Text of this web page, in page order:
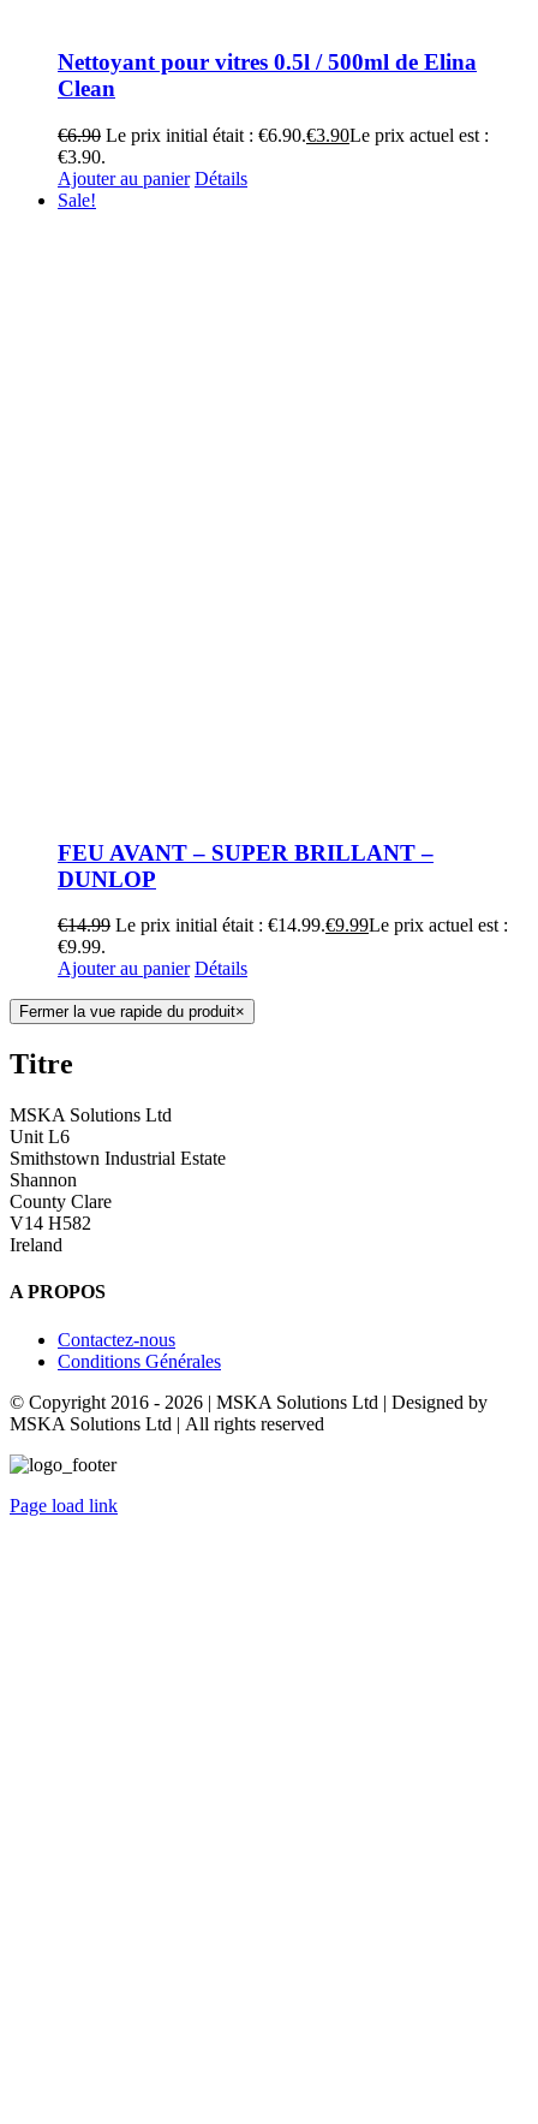
Nettoyant pour vitres 0.5l / 500ml de Elina
Clean
€6.90 Le prix initial était : €6.90.€3.90Le prix actuel est :
€3.90.
Ajouter au panier Détails
Sale!
FEU AVANT – SUPER BRILLANT –
DUNLOP
€14.99 Le prix initial était : €14.99.€9.99Le prix actuel est :
€9.99.
Ajouter au panier Détails
Fermer la vue rapide du produit×
Titre
MSKA Solutions Ltd
Unit L6
Smithstown Industrial Estate
Shannon
County Clare
V14 H582
Ireland
A PROPOS
Contactez-nous
Conditions Générales
© Copyright 2016 - 2026 | MSKA Solutions Ltd | Designed by
MSKA Solutions Ltd | All rights reserved
Page load link